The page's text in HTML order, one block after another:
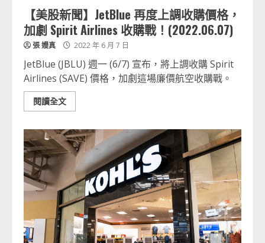
【美股新聞】JetBlue 再度上調收購價格，
加劇 Spirit Airlines 收購戰！(2022.06.07)
張 嫚真 2022 年 6 月 7 日
JetBlue (JBLU) 週一 (6/7) 宣布，將上調收購 Spirit
Airlines (SAVE) 價格，加劇這場廉價航空收購戰。
閱讀全文